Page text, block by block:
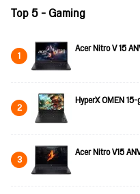
Top 5 - Gaming
1 Acer Nitro V 15
2 HyperX OMEN
3 Acer Nitro V15